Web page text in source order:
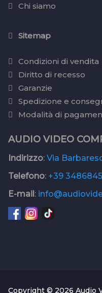
Chi siamo
Sitemap
Condizioni di vendita
Diritto di recesso
Garanzie
Spedizione e
Modalità di
AUDIO VIDEO
Indirizzo: Via
Telefono: +39
E-mail:
Copyright © 2026 Audio